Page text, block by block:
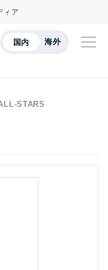
ィア
国内 海外
STARS